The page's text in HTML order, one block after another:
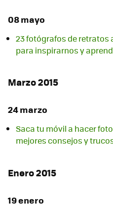
08 mayo
23 fotógrafos de retratos
para inspirarnos y
Marzo 2015
24 marzo
Saca tu móvil a hacer
mejores consejos y
Enero 2015
19 enero